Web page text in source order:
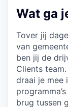
Wat ga
Tover jij
van
ben jij de
Clients
draai je mee
brug tussen